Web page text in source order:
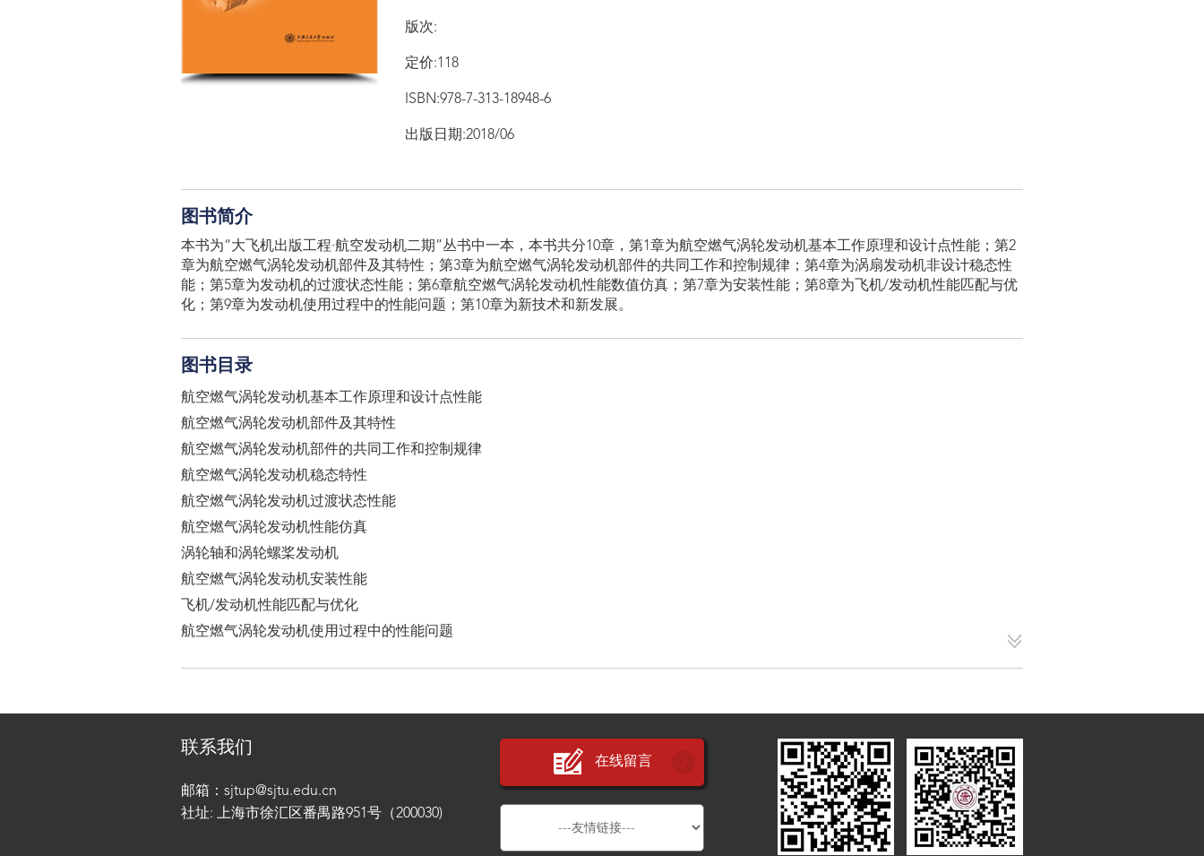
版次:
定价:118
ISBN:978-7-313-18948-6
出版日期:2018/06
图书简介
本书为“大飞机出版工程·航空发动机二期”丛书中一本，本书共分10章，第1章为航空燃气涡轮发动机基本工作原理和设计点性能；第2
章为航空燃气涡轮发动机部件及其特性；第3章为航空燃气涡轮发动机部件的共同工作和控制规律；第4章为涡扇发动机非设计稳态性
能；第5章为发动机的过渡状态性能；第6章航空燃气涡轮发动机性能数值仿真；第7章为安装性能；第8章为飞机/发动机性能匹配与优
化；第9章为发动机使用过程中的性能问题；第10章为新技术和新发展。​
图书目录
航空燃气涡轮发动机基本工作原理和设计点性能
航空燃气涡轮发动机部件及其特性
航空燃气涡轮发动机部件的共同工作和控制规律
航空燃气涡轮发动机稳态特性
航空燃气涡轮发动机过渡状态性能
航空燃气涡轮发动机性能仿真
涡轮轴和涡轮螺桨发动机
航空燃气涡轮发动机安装性能
飞机/发动机性能匹配与优化
航空燃气涡轮发动机使用过程中的性能问题
联系我们
邮箱：sjtup@sjtu.edu.cn
社址: 上海市徐汇区番禺路951号（200030)
在线留言